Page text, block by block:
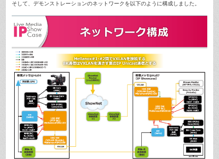
そして、デモンストレーションのネットワークを以下のように構成しました。